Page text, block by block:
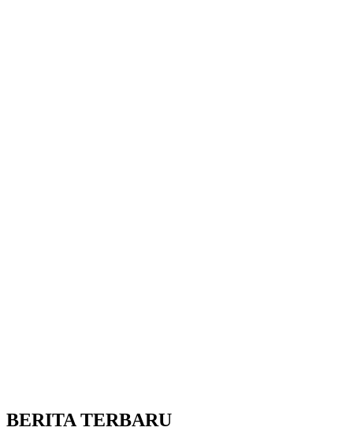
BERITA TERBARU